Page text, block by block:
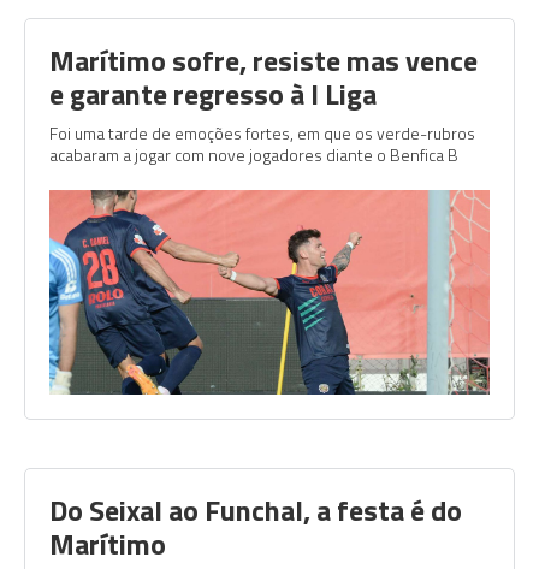
Marítimo sofre, resiste mas vence
e garante regresso à I Liga
Foi uma tarde de emoções fortes, em que os verde-rubros
acabaram a jogar com nove jogadores diante o Benfica B
Do Seixal ao Funchal, a festa é do
Marítimo